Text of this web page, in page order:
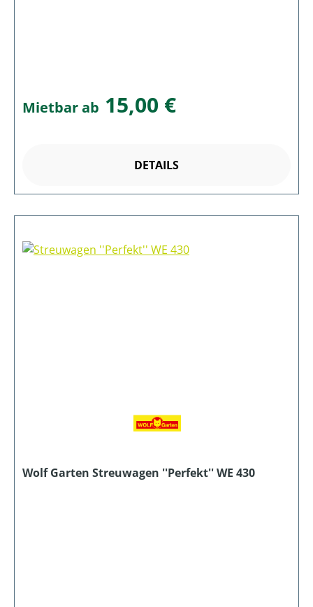
Mietbar ab 15,00 €
DETAILS
Wolf Garten Streuwagen ''Perfekt'' WE 430